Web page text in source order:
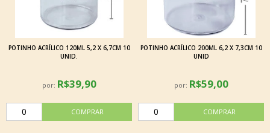
POTINHO ACRÍLICO 120ML 5,2 X 6,7CM 10
UNID.
por: R$39,90
POTINHO ACRÍLICO 200ML 6,2 X 7,3CM 10
UNID
por: R$59,00